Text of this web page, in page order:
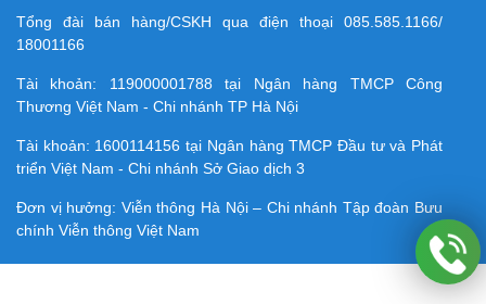
Tổng đài bán hàng/CSKH qua điện thoại 085.585.1166/
18001166
Tài khoản: 119000001788 tại Ngân hàng TMCP Công
Thương Việt Nam - Chi nhánh TP Hà Nội
Tài khoản: 1600114156 tại Ngân hàng TMCP Ðầu tư và Phát
triển Việt Nam - Chi nhánh Sở Giao dịch 3
Đơn vị hưởng: Viễn thông Hà Nội – Chi nhánh Tập đoàn Bưu
chính Viễn thông Việt Nam